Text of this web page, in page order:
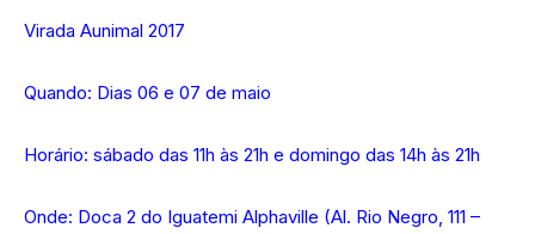
Virada Aunimal 2017
Quando: Dias 06 e 07 de maio
Horário: sábado das 11h às 21h e domingo das 14h às 21h
Onde: Doca 2 do Iguatemi Alphaville (Al. Rio Negro, 111 –